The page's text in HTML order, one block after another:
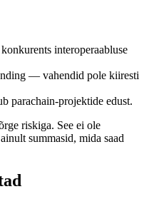
interoperaabluse
— vahendid pole kiiresti
parachain-projektide edust.
riskiga. See ei ole
summasid, mida saad